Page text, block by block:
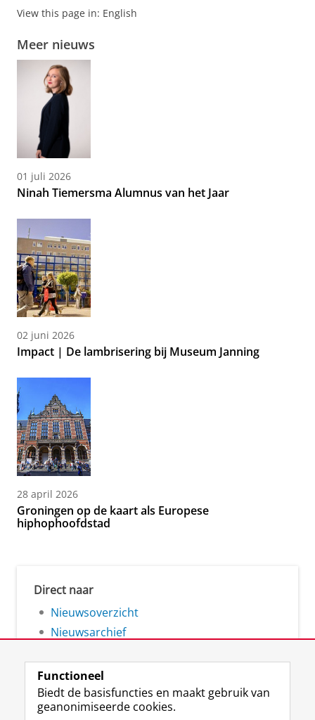
View this page in: English
Meer nieuws
01 juli 2026
Ninah Tiemersma Alumnus van het Jaar
02 juni 2026
Impact | De lambrisering bij Museum Janning
28 april 2026
Groningen op de kaart als Europese
hiphophoofdstad
Direct naar
Nieuwsoverzicht
Nieuwsarchief
Functioneel
Biedt de basisfuncties en maakt gebruik van
geanonimiseerde cookies.